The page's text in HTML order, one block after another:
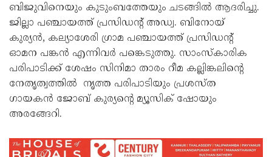
ബിജുവിനെയും കുടുംബത്തേയും ചടങ്ങിൽ ആദരിച്ചു.
ജില്ലാ പഞ്ചായത്ത് പ്രസിഡൻ്റ് അഡ്വ. ബിനോയ്
കുര്യൻ, കല്യാശേരി ഗ്രാമ പഞ്ചായത്ത് പ്രസിഡൻ്റ്
ഓമന പങ്കൻ എന്നിവർ പങ്കെടുത്തു. സാംസ്കാരിക
പരിപാടിക്ക് ശേഷം സിനിമാ താരം റീമ കല്ലിങ്കലിൻ്റെ
നേതൃത്വത്തിൽ നൃത്ത പരിപാടിയും പ്രശസ്ത
ഗായകൻ ജോബ് കുര്യൻ്റെ മ്യൂസിക് ഷോയും
അരങ്ങേറി.